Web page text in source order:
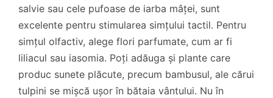
salvie sau cele pufoase de iarba mâței, sunt
excelente pentru stimularea simțului tactil. Pentru
simțul olfactiv, alege flori parfumate, cum ar fi
liliacul sau iasomia. Poți adăuga și plante care
produc sunete plăcute, precum bambusul, ale cărui
tulpini se mișcă ușor în bătaia vântului. Nu în